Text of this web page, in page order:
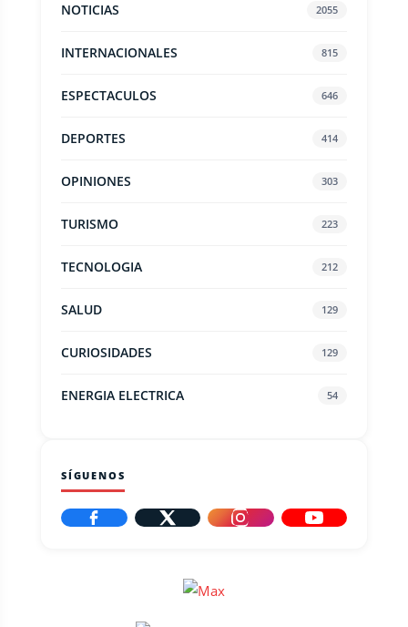
NOTICIAS 2055
INTERNACIONALES 815
ESPECTACULOS 646
DEPORTES 414
OPINIONES 303
TURISMO 223
TECNOLOGIA 212
SALUD 129
CURIOSIDADES 129
ENERGIA ELECTRICA 54
SÍGUENOS